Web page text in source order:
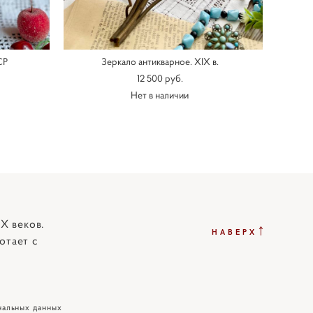
Зеркало антикварное. XIX в.
12 500 pуб.
Нет в наличии
веков.
с
НАВЕРХ ↑
данных